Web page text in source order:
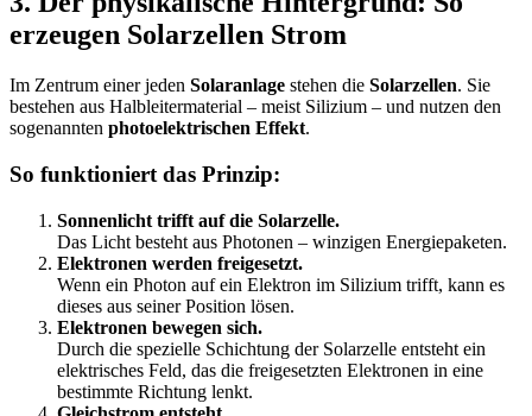
erzeugen Solarzellen Strom
Im Zentrum einer jeden Solaranlage stehen die Solarzellen. Sie
bestehen aus Halbleitermaterial – meist Silizium – und nutzen den
sogenannten photoelektrischen Effekt.
So funktioniert das Prinzip:
Sonnenlicht trifft auf die Solarzelle.
Das Licht besteht aus Photonen – winzigen Energiepaketen.
Elektronen werden freigesetzt.
Wenn ein Photon auf ein Elektron im Silizium trifft, kann es
dieses aus seiner Position lösen.
Elektronen bewegen sich.
Durch die spezielle Schichtung der Solarzelle entsteht ein
elektrisches Feld, das die freigesetzten Elektronen in eine
bestimmte Richtung lenkt.